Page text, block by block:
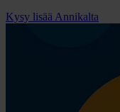
Kysy lisää Annikalta